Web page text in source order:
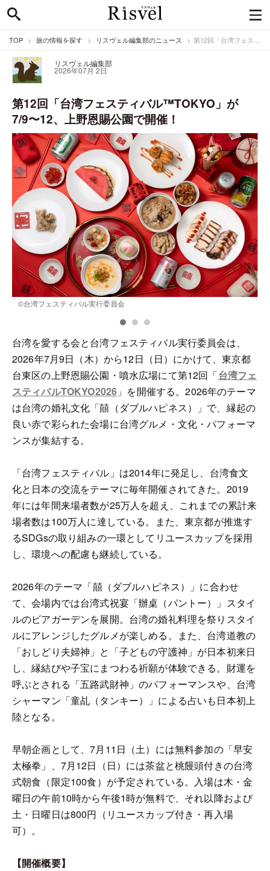
TOP 旅の情報を探す リスヴェル編集部のニュース 第12回「台湾フェスティバル™TOKYO」が7/9〜12、上野恩賜公園で開催！
リスヴェル編集部
2026年07月 2日
第12回「台湾フェスティバル™TOKYO」が
7/9〜12、上野恩賜公園で開催！
©️台湾フェスティバル実行委員会
台湾を愛する会と台湾フェスティバル実行委員会は、
2026年7月9日（木）から12日（日）にかけて、東京都
台東区の上野恩賜公園・噴水広場にて第12回「台湾フェ
スティバルTOKYO2026 」を開催する。2026年のテーマ
は台湾の婚礼文化「囍（ダブルハピネス）」で、縁起の
良い赤で彩られた会場に台湾グルメ・文化・パフォーマ
ンスが集結する。
「台湾フェスティバル」は2014年に発足し、台湾食文
化と日本の交流をテーマに毎年開催されてきた。2019
年には年間来場者数が25万人を超え、これまでの累計来
場者数は100万人に達している。また、東京都が推進す
るSDGsの取り組みの一環としてリユースカップを採用
し、環境への配慮も継続している。
2026年のテーマ「囍（ダブルハピネス）」に合わせ
て、会場内では台湾式祝宴「辦桌（パントー）」スタイ
ルのビアガーデンを展開。台湾の婚礼料理を祭りスタイ
ルにアレンジしたグルメが楽しめる。また、台湾道教の
「おしどり夫婦神」と「子どもの守護神」が日本初来日
し、縁結びや子宝にまつわる祈願が体験できる。財運を
呼ぶとされる「五路武財神」のパフォーマンスや、台湾
シャーマン「童乩（タンキー）」による占いも日本初上
陸となる。
早朝企画として、7月11日（土）には無料参加の「早安
太極拳」、7月12日（日）には茶盆と桃饅頭付きの台湾
式朝食（限定100食）が予定されている。入場は木・金
曜日の午前10時から午後1時が無料で、それ以降および
土・日曜日は800円（リユースカップ付き・再入場
可）。
【開催概要】